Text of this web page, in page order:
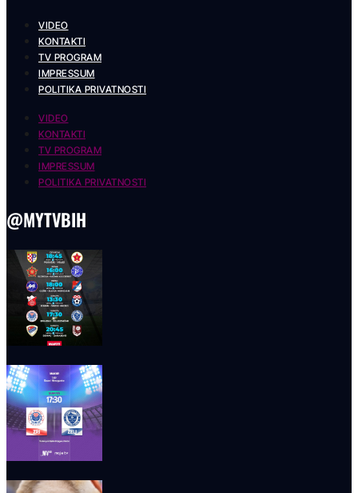
VIDEO
KONTAKTI
TV PROGRAM
IMPRESSUM
POLITIKA PRIVATNOSTI
VIDEO
KONTAKTI
TV PROGRAM
IMPRESSUM
POLITIKA PRIVATNOSTI
@MYTVBIH